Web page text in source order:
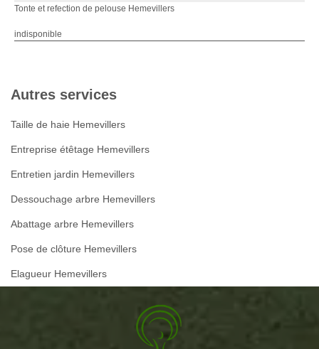
Tonte et refection de pelouse Hemevillers
indisponible
Autres services
Taille de haie Hemevillers
Entreprise étêtage Hemevillers
Entretien jardin Hemevillers
Dessouchage arbre Hemevillers
Abattage arbre Hemevillers
Pose de clôture Hemevillers
Elagueur Hemevillers